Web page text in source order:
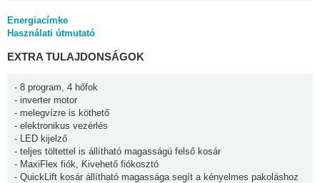
Energiacímke
Használati útmutató
EXTRA TULAJDONSÁGOK
- 8 program, 4 hőfok
- inverter motor
- melegvízre is köthető
- elektronikus vezérlés
- LED kijelző
- teljes töltettel is állítható magasságú felső kosár
- MaxiFlex fiók, Kivehető fiókosztó
- QuickLift kosár állítható magassága segít a kényelmes pakoláshoz